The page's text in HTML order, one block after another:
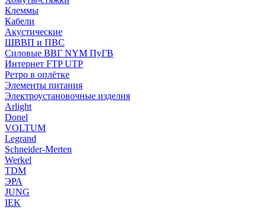
Клеммы
Кабели
Акустические
ШВВП и ПВС
Силовые ВВГ NYM ПуГВ
Интернет FTP UTP
Ретро в оплётке
Элементы питания
Электроустановочные изделия
Arlight
Donel
VOLTUM
Legrand
Schneider-Merten
Werkel
TDM
ЭРА
JUNG
IEK